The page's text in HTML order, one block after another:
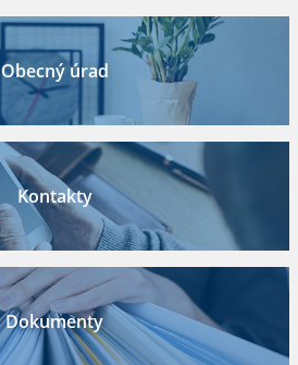
Obecný úrad
Kontakty
Dokumenty